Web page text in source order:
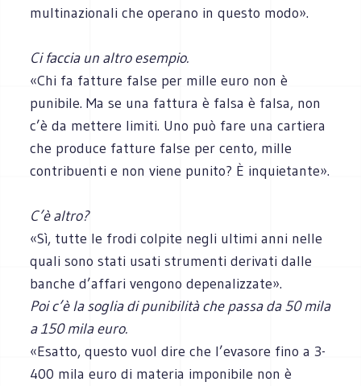
multinazionali che operano in questo modo».
Ci faccia un altro esempio.
«Chi fa fatture false per mille euro non è
punibile. Ma se una fattura è falsa è falsa, non
c’è da mettere limiti. Uno può fare una cartiera
che produce fatture false per cento, mille
contribuenti e non viene punito? È inquietante».
C’è altro?
«Sì, tutte le frodi colpite negli ultimi anni nelle
quali sono stati usati strumenti derivati dalle
banche d’affari vengono depenalizzate».
Poi c’è la soglia di punibilità che passa da 50 mila
a 150 mila euro.
«Esatto, questo vuol dire che l’evasore fino a 3-
400 mila euro di materia imponibile non è